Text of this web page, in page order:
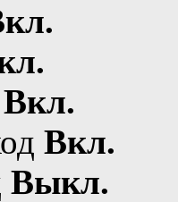
Вкл.
Вкл.
Выкл.